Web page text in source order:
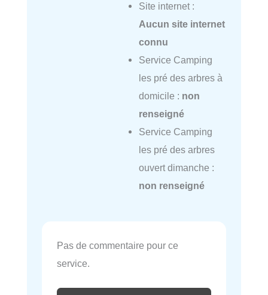
Site internet :
Aucun site internet
connu
Service Camping
les pré des arbres à
domicile : non
renseigné
Service Camping
les pré des arbres
ouvert dimanche :
non renseigné
Pas de commentaire pour ce
service.